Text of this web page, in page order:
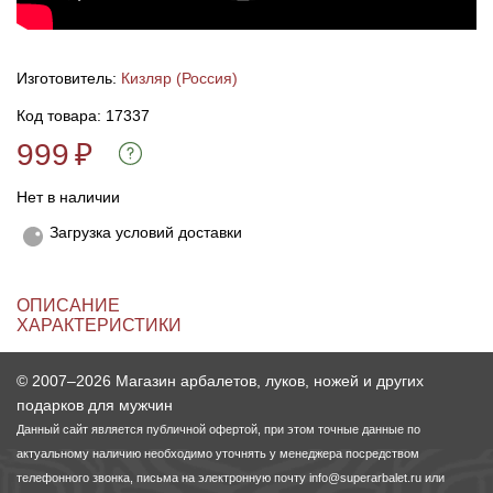
Изготовитель: Кизляр (Россия)
Код товара: 17337
999₽
Нет в наличии
Загрузка условий доставки
ОПИСАНИЕ
ХАРАКТЕРИСТИКИ
© 2007–2026 Магазин арбалетов, луков, ножей и других
подарков для мужчин
Данный сайт является публичной офертой, при этом точные данные по
актуальному наличию необходимо уточнять у менеджера посредством
телефонного звонка, письма на электронную почту info@superarbalet.ru или
Полочки для лука
Кликеры для лука
Ножи складные